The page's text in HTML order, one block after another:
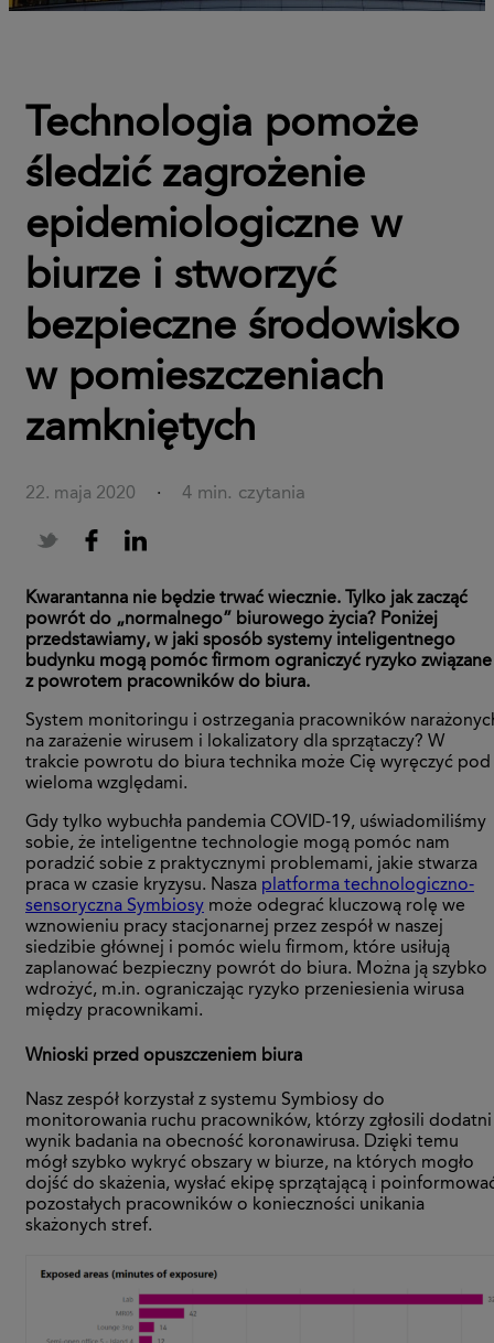
Technologia pomoże
śledzić zagrożenie
epidemiologiczne w
biurze i stworzyć
bezpieczne środowisko
w pomieszczeniach
zamkniętych
22. maja 2020 · 4 min. czytania
Kwarantanna nie będzie trwać wiecznie. Tylko jak zacząć
powrót do „normalnego” biurowego życia? Poniżej
przedstawiamy, w jaki sposób systemy inteligentnego
budynku mogą pomóc firmom ograniczyć ryzyko związane
z powrotem pracowników do biura.
System monitoringu i ostrzegania pracowników
na zarażenie wirusem i lokalizatory dla sprzątaczy? W
trakcie powrotu do biura technika może Cię wyręczyć pod
wieloma względami.
Gdy tylko wybuchła pandemia COVID-19, uświadomiliśmy
sobie, że inteligentne technologie mogą pomóc nam
poradzić sobie z praktycznymi problemami, jakie stwarza
praca w czasie kryzysu. Nasza platforma technologiczno-
sensoryczna Symbiosy może odegrać kluczową rolę we
wznowieniu pracy stacjonarnej przez zespół w naszej
siedzibie głównej i pomóc wielu firmom, które usiłują
zaplanować bezpieczny powrót do biura. Można ją szybko
wdrożyć, m.in. ograniczając ryzyko przeniesienia wirusa
między pracownikami.
Wnioski przed opuszczeniem biura
Nasz zespół korzystał z systemu Symbiosy do
monitorowania ruchu pracowników, którzy zgłosili dodatni
wynik badania na obecność koronawirusa. Dzięki temu
mógł szybko wykryć obszary w biurze, na których mogło
dojść do skażenia, wysłać ekipę sprzątającą i
pozostałych pracowników o konieczności unikania
skażonych stref.